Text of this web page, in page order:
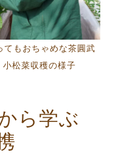
てもおちゃめな茶圓武
松菜収穫の様子
ら学ぶ